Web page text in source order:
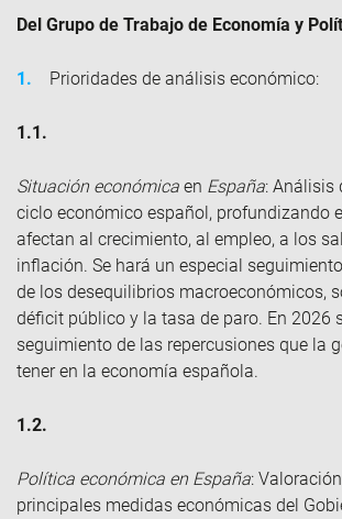
Del Grupo de Trabajo de Economía y
1. Prioridades de análisis económico:
1.1.
Situación económica en España: Análisis
ciclo económico español, profundizando
afectan al crecimiento, al empleo, a los
inflación. Se hará un especial
de los desequilibrios macroeconómicos,
déficit público y la tasa de paro. En 2026
seguimiento de las repercusiones que la
tener en la economía española.
1.2.
Política económica en España:
principales medidas económicas del